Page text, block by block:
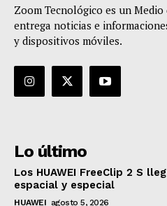
Zoom Tecnológico es un
entrega noticias e
y dispositivos móviles.
Lo último
Los HUAWEI FreeClip 2 S
espacial y especial
HUAWEI agosto 5, 2026